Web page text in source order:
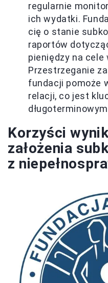
regularnie
ich wydatki.
cię o stanie
raportów
pieniędzy na cele
Przestrzeganie
fundacji pomoże
relacji, co jest
Korzyści
założenia
z